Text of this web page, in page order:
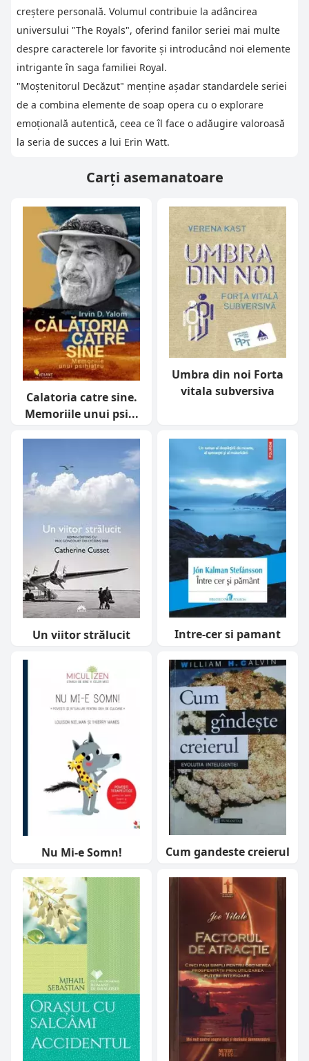
creștere personală. Volumul contribuie la adâncirea
universului "The Royals", oferind fanilor seriei mai multe
despre caracterele lor favorite și introducând noi elemente
intrigante în saga familiei Royal.
"Moștenitorul Decăzut" menține așadar standardele seriei
de a combina elemente de soap opera cu o explorare
emoțională autentică, ceea ce îl face o adăugire valoroasă
la seria de succes a lui Erin Watt.
Carți asemanatoare
Calatoria catre sine.
Memoriile unui psi...
Umbra din noi Forta
vitala subversiva
Un viitor strălucit Intre-cer si pamant
Nu Mi-e Somn! Cum gandeste creierul